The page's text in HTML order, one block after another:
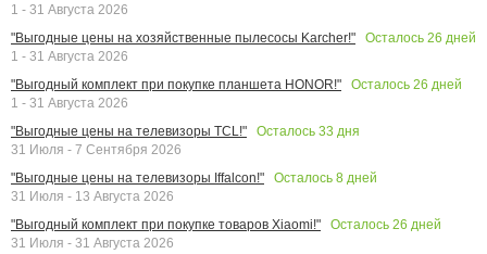
1 - 31 Августа 2026
"Выгодные цены на хозяйственные пылесосы Karcher!"
Осталось 26 дней
1 - 31 Августа 2026
"Выгодный комплект при покупке планшета HONOR!"
Осталось 26 дней
1 - 31 Августа 2026
"Выгодные цены на телевизоры TCL!"
Осталось 33 дня
31 Июля - 7 Сентября 2026
"Выгодные цены на телевизоры Iffalcon!"
Осталось 8 дней
31 Июля - 13 Августа 2026
"Выгодный комплект при покупке товаров Xiaomi!"
Осталось 26 дней
31 Июля - 31 Августа 2026